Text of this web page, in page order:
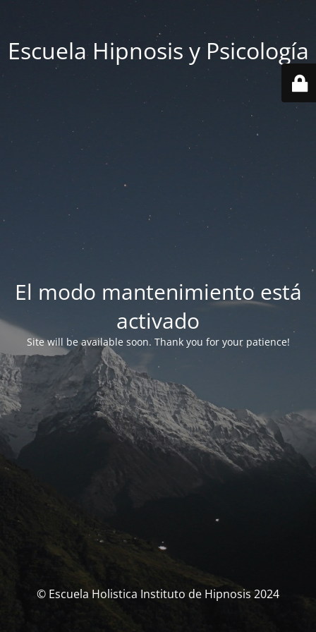
Escuela Hipnosis y Psicología
El modo mantenimiento está
activado
Site will be available soon. Thank you for your patience!
© Escuela Holistica Instituto de Hipnosis 2024